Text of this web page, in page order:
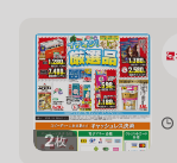
2枚